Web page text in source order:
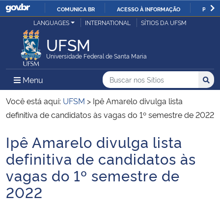
IR
COMUNICA BR ACESSO À INFORMAÇÃO
Ministério da Justiça e Segurança Pública
Ministério da Defesa
Ministério das Relações Exteriores
Ministério da Infraestrutura
Ministério da Agricultura, Pecuária e Abastecimento
LANGUAGES INTERNATIONAL SÍTIOS DA UFSM
UFSM
Universidade Federal de Santa Maria
Menu Menu Principal do Sítio
Busca
Buscar no nos Sítios
Busca:
Você está aqui: UFSM > Ipê Amarelo divulga lista
definitiva de candidatos às vagas do 1º semestre de 2022
Início do conteúdo
Ipê Amarelo divulga lista
definitiva de candidatos às
vagas do 1º semestre de
2022